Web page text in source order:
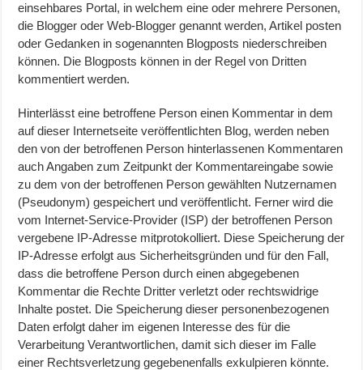
einsehbares Portal, in welchem eine oder mehrere Personen,
die Blogger oder Web-Blogger genannt werden, Artikel posten
oder Gedanken in sogenannten Blogposts niederschreiben
können. Die Blogposts können in der Regel von Dritten
kommentiert werden.
Hinterlässt eine betroffene Person einen Kommentar in dem
auf dieser Internetseite veröffentlichten Blog, werden neben
den von der betroffenen Person hinterlassenen Kommentaren
auch Angaben zum Zeitpunkt der Kommentareingabe sowie
zu dem von der betroffenen Person gewählten Nutzernamen
(Pseudonym) gespeichert und veröffentlicht. Ferner wird die
vom Internet-Service-Provider (ISP) der betroffenen Person
vergebene IP-Adresse mitprotokolliert. Diese Speicherung der
IP-Adresse erfolgt aus Sicherheitsgründen und für den Fall,
dass die betroffene Person durch einen abgegebenen
Kommentar die Rechte Dritter verletzt oder rechtswidrige
Inhalte postet. Die Speicherung dieser personenbezogenen
Daten erfolgt daher im eigenen Interesse des für die
Verarbeitung Verantwortlichen, damit sich dieser im Falle
einer Rechtsverletzung gegebenenfalls exkulpieren könnte.